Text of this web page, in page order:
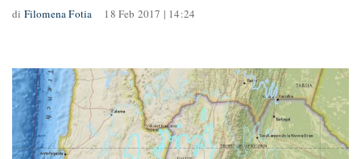
di Filomena Fotia 18 Feb 2017 | 14:24